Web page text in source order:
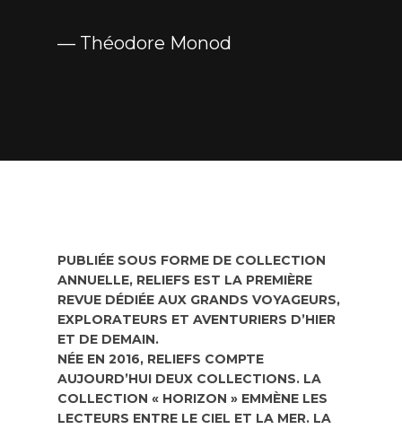
— Théodore Monod
PUBLIÉE SOUS FORME DE COLLECTION
ANNUELLE, RELIEFS EST LA PREMIÈRE
REVUE DÉDIÉE AUX GRANDS VOYAGEURS,
EXPLORATEURS ET AVENTURIERS D’HIER
ET DE DEMAIN.
NÉE EN 2016, RELIEFS COMPTE
AUJOURD’HUI DEUX COLLECTIONS. LA
COLLECTION « HORIZON » EMMÈNE LES
LECTEURS ENTRE LE CIEL ET LA MER. LA